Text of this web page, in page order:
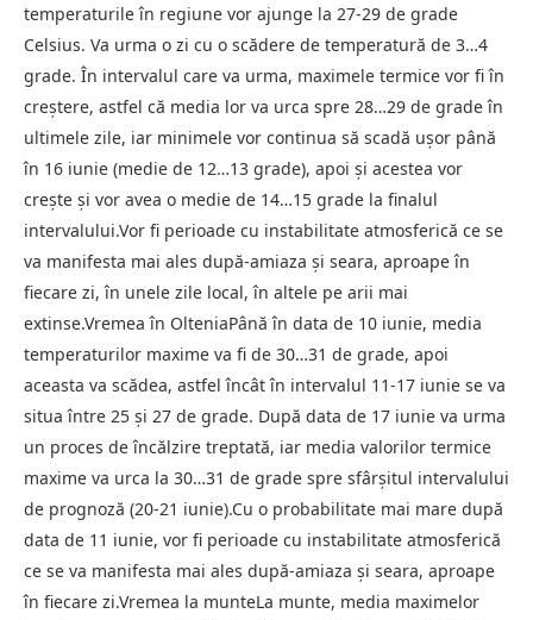
temperaturile în regiune vor ajunge la 27-29 de grade
Celsius. Va urma o zi cu o scădere de temperatură de 3…4
grade. În intervalul care va urma, maximele termice vor fi în
creștere, astfel că media lor va urca spre 28…29 de grade în
ultimele zile, iar minimele vor continua să scadă ușor până
în 16 iunie (medie de 12…13 grade), apoi și acestea vor
crește și vor avea o medie de 14…15 grade la finalul
intervalului.Vor fi perioade cu instabilitate atmosferică ce se
va manifesta mai ales după-amiaza și seara, aproape în
fiecare zi, în unele zile local, în altele pe arii mai
extinse.Vremea în OlteniaPână în data de 10 iunie, media
temperaturilor maxime va fi de 30…31 de grade, apoi
aceasta va scădea, astfel încât în intervalul 11-17 iunie se va
situa între 25 și 27 de grade. După data de 17 iunie va urma
un proces de încălzire treptată, iar media valorilor termice
maxime va urca la 30…31 de grade spre sfârșitul intervalului
de prognoză (20-21 iunie).Cu o probabilitate mai mare după
data de 11 iunie, vor fi perioade cu instabilitate atmosferică
ce se va manifesta mai ales după-amiaza și seara, aproape
în fiecare zi.Vremea la munteLa munte, media maximelor